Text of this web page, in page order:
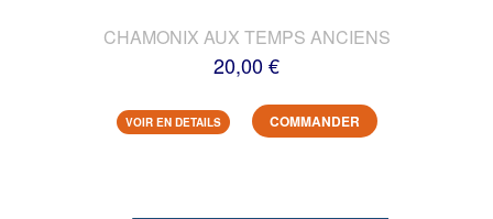
CHAMONIX AUX TEMPS ANCIENS
20,00 €
VOIR EN DETAILS COMMANDER